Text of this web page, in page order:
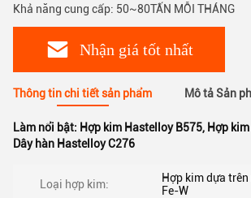
Khả năng cung cấp: 50~80TẤN MỖI THÁNG
Nhận giá tốt nhất
Thông tin chi tiết sản phẩm Mô tả Sản
Làm nổi bật: Hợp kim Hastelloy B575, Hợp
Dây hàn Hastelloy C276
Loại hợp kim:
Hợp kim dựa
Fe-W